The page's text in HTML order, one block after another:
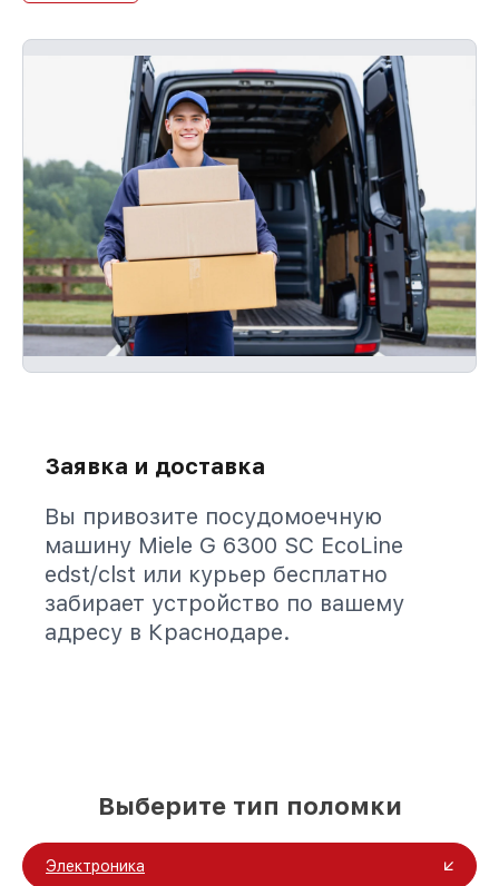
Заявка и доставка
Вы привозите посудомоечную
машину Miele G 6300 SC EcoLine
edst/clst или курьер бесплатно
забирает устройство по вашему
адресу в Краснодаре.
Выберите тип поломки
Электроника